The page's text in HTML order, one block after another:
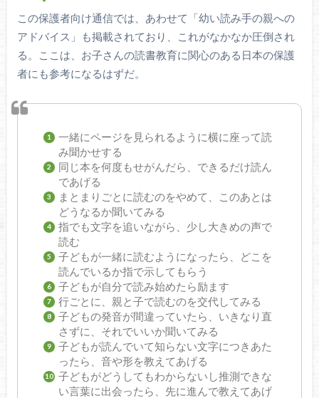
この保護者向け通信では、あわせて「幼い読み手の親への
アドバイス」も掲載されており、これがなかなか圧倒され
る。ここは、お子さんの読書教育に関心のある日本の保護
者にも参考になるはずだ。
一緒にページを見られるように横に座って読
み聞かせする
同じ本を何度もせがんだら、できるだけ読ん
であげる
まとまりごとに読むのをやめて、このあとは
どうなるか聞いてみる
指でも文字を追いながら、少し大きめの声で
読む
子どもが一緒に読むようになったら、どこを
読んでいるか指で示してもらう
子どもが自分で読み始めたら励ます
行ごとに、親と子で読むのを交代してみる
子どもの発音が間違っていたら、いきなり直
さずに、それでいいか聞いてみる
子どもが読んでいて知らない文字につきあた
ったら、音や形を教えてあげる
子どもがどうしてもわからないし推測できな
い言葉に出会ったら、先に進んで教えてあげ